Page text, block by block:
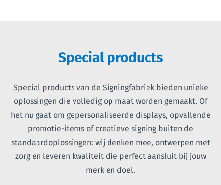
Special products
Special products van de Signingfabriek bieden unieke
oplossingen die volledig op maat worden gemaakt. Of
het nu gaat om gepersonaliseerde displays, opvallende
promotie-items of creatieve signing buiten de
standaardoplossingen: wij denken mee, ontwerpen met
zorg en leveren kwaliteit die perfect aansluit bij jouw
merk en doel.